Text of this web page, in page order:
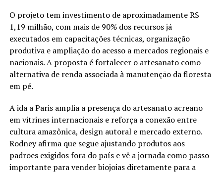
O projeto tem investimento de aproximadamente R$
1,19 milhão, com mais de 90% dos recursos já
executados em capacitações técnicas, organização
produtiva e ampliação do acesso a mercados regionais e
nacionais. A proposta é fortalecer o artesanato como
alternativa de renda associada à manutenção da floresta
em pé.
A ida a Paris amplia a presença do artesanato acreano
em vitrines internacionais e reforça a conexão entre
cultura amazônica, design autoral e mercado externo.
Rodney afirma que segue ajustando produtos aos
padrões exigidos fora do país e vê a jornada como passo
importante para vender biojoias diretamente para a